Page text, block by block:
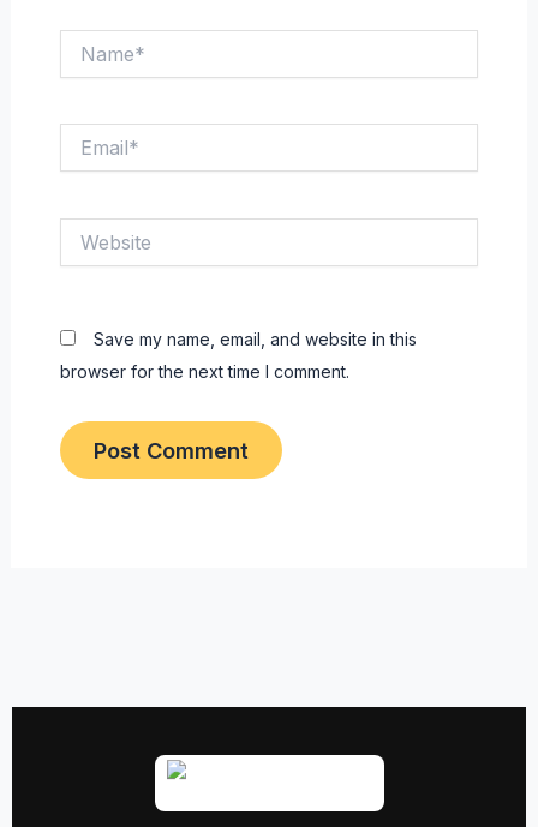
Save my name, email, and website in this
browser for the next time I comment.